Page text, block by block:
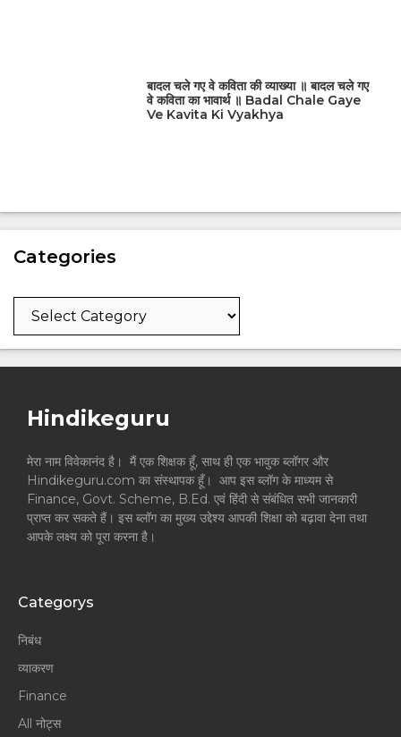
बादल चले गए वे कविता की व्याख्या ॥ बादल चले गए
वे कविता का भावार्थ ॥ Badal Chale Gaye
Ve Kavita Ki Vyakhya
Categories
Categories
Hindikeguru
मेरा नाम विवेकानंद है। मैं एक शिक्षक हूँ, साथ ही एक भावुक ब्लॉगर और
Hindikeguru.com का संस्थापक हूँ। आप इस ब्लॉग के माध्यम से
Finance, Govt. Scheme, B.Ed. एवं हिंदी से संबंधित सभी जानकारी
प्राप्त कर सकते हैं। इस ब्लॉग का मुख्य उद्देश्य आपकी शिक्षा को बढ़ावा देना तथा
आपके लक्ष्य को पूरा करना है।
Categorys
निबंध
व्याकरण
Finance
All नोट्स